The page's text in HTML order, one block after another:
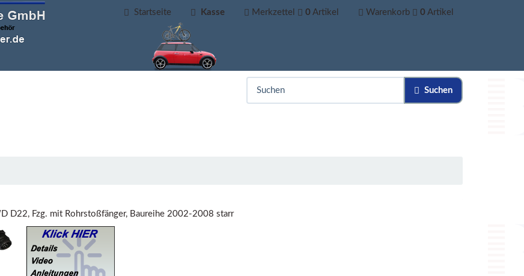
Startseite Kasse Merkzettel 0 Artikel Warenkorb 0 Artikel
Suchen
D22, Fzg. mit Rohrstoßfänger, Baureihe 2002-2008 starr